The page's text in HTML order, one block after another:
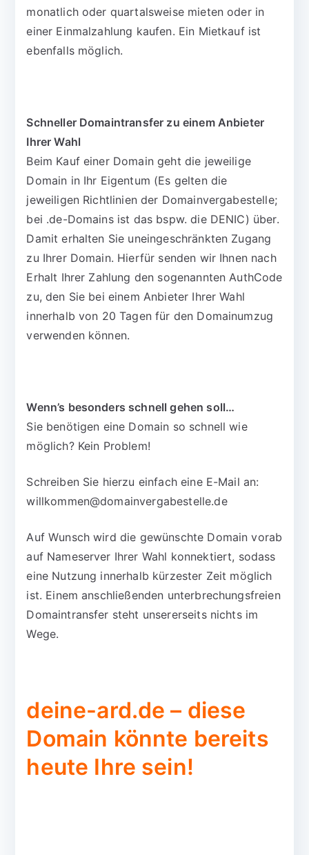
monatlich oder quartalsweise mieten oder in
einer Einmalzahlung kaufen. Ein Mietkauf ist
ebenfalls möglich.
Schneller Domaintransfer zu einem Anbieter
Ihrer Wahl
Beim Kauf einer Domain geht die jeweilige
Domain in Ihr Eigentum (Es gelten die
jeweiligen Richtlinien der Domainvergabestelle;
bei .de-Domains ist das bspw. die DENIC) über.
Damit erhalten Sie uneingeschränkten Zugang
zu Ihrer Domain. Hierfür senden wir Ihnen nach
Erhalt Ihrer Zahlung den sogenannten AuthCode
zu, den Sie bei einem Anbieter Ihrer Wahl
innerhalb von 20 Tagen für den Domainumzug
verwenden können.
Wenn’s besonders schnell gehen soll…
Sie benötigen eine Domain so schnell wie
möglich? Kein Problem!
Schreiben Sie hierzu einfach eine E-Mail an:
willkommen@domainvergabestelle.de
Auf Wunsch wird die gewünschte Domain vorab
auf Nameserver Ihrer Wahl konnektiert, sodass
eine Nutzung innerhalb kürzester Zeit möglich
ist. Einem anschließenden unterbrechungsfreien
Domaintransfer steht unsererseits nichts im
Wege.
deine-ard.de – diese
Domain könnte bereits
heute Ihre sein!